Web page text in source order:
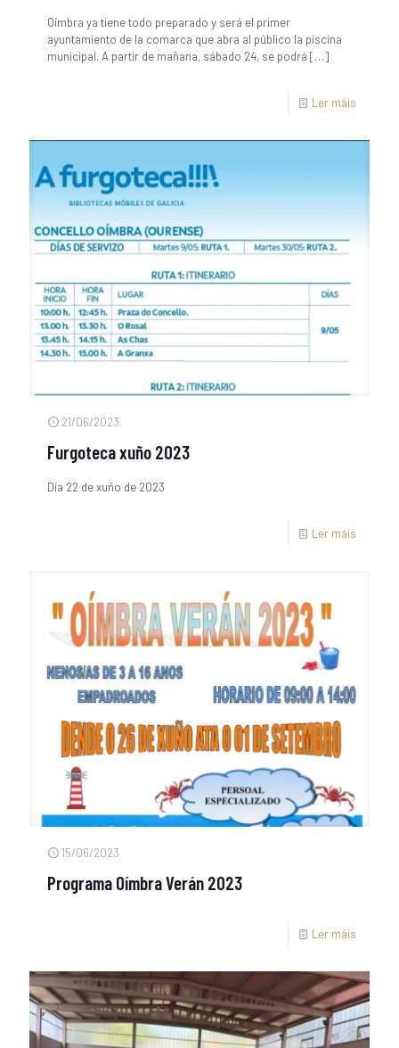
Oímbra ya tiene todo preparado y será el primer
ayuntamiento de la comarca que abra al público la piscina
municipal. A partir de mañana, sábado 24, se podrá […]
Ler máis
21/06/2023
Furgoteca xuño 2023
Día 22 de xuño de 2023
Ler máis
15/06/2023
Programa Oímbra Verán 2023
Ler máis